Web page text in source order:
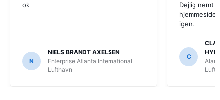
ok
N
NIELS BRANDT AXELSEN
Enterprise Atlanta International
Lufthavn
Dejlig nemt
igen.
C